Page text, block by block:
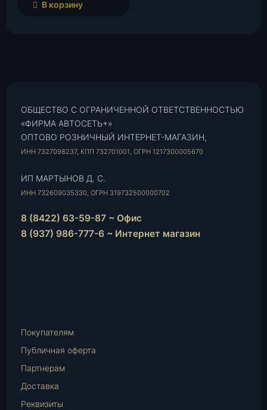
В корзину
ОБЩЕСТВО С ОГРАНИЧЕННОЙ ОТВЕТСТВЕННОСТЬЮ
«ФИРМА АВТОСЕТЬ+»
ОПТОВО РОЗНИЧНЫЙ ИНТЕРНЕТ-МАГАЗИН,
ИНН 7327098237, КПП 732701001, ОГРН 1217300005670
ИП МАРТЫНОВ Д. С.
ИНН 732609035330, ОГРН 319732500000702
8 (8422) 63-59-87 ~ Офис
8 (937) 986-777-6 ~ Интернет магазин
Mail
Покупателям
Публичная оферта
Партнерам
Доставка
Реквизиты